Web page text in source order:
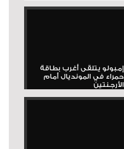
إمبولو يتلقى أغرب بطاقة
حمراء في المونديال أمام
الأرجنتين